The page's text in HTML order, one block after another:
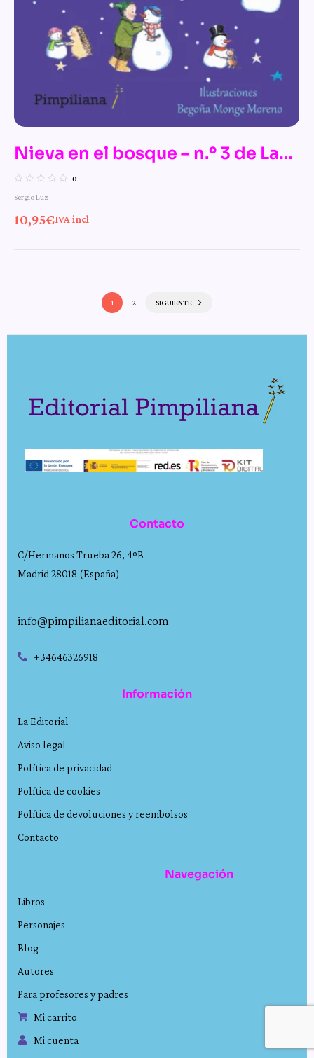
Nieva en el bosque – n.º 3 de Las
mágicas aventuras de la bruja
Pamplinas
0
Sergio Luz
10,95€IVA incl
1 2 SIGUIENTE
Contacto
C/Hermanos Trueba 26, 4ºB
Madrid 28018 (España)
info@pimpilianaeditorial.com
+34646326918
Información
La Editorial
Aviso legal
Política de privacidad
Política de cookies
Política de devoluciones y reembolsos
Contacto
Navegación
Libros
Personajes
Blog
Autores
Para profesores y padres
Mi carrito
Mi cuenta